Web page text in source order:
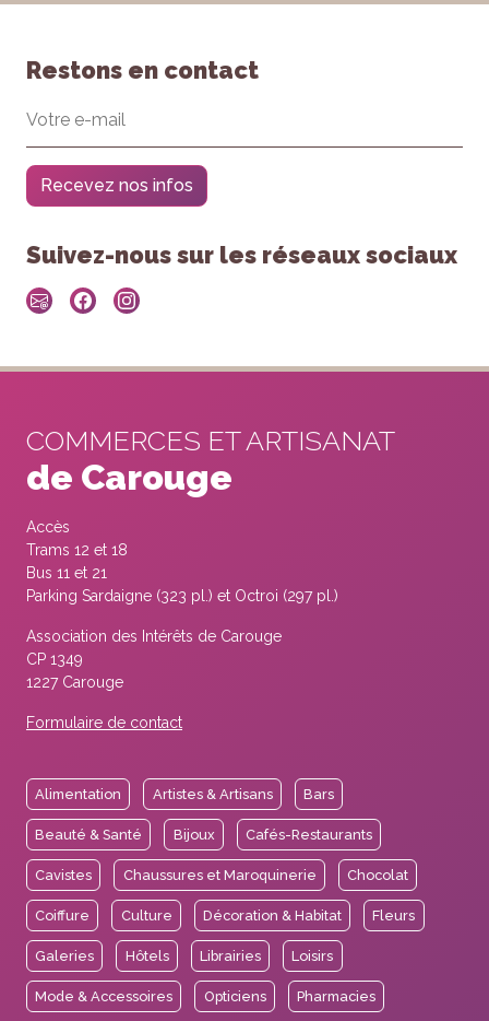
Restons en contact
Recevez nos infos
Suivez-nous sur les réseaux sociaux
COMMERCES ET ARTISANAT
de Carouge
Accès
Trams 12 et 18
Bus 11 et 21
Parking Sardaigne (323 pl.) et Octroi (297 pl.)
Association des Intérêts de Carouge
CP 1349
1227 Carouge
Formulaire de contact
Alimentation Artistes & Artisans Bars
Beauté & Santé Bijoux Cafés-Restaurants
Cavistes Chaussures et Maroquinerie Chocolat
Coiffure Culture Décoration & Habitat Fleurs
Galeries Hôtels Librairies Loisirs
Mode & Accessoires Opticiens Pharmacies